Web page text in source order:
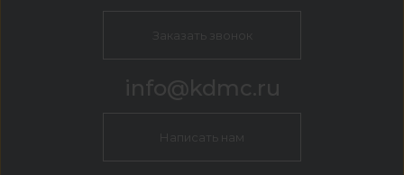
Заказать звонок
info@kdmc.ru
Написать нам